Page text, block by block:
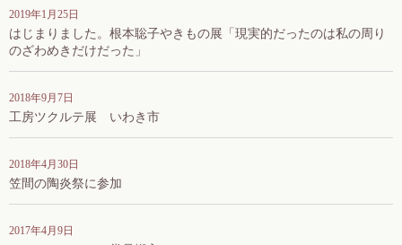
2019年1月25日
はじまりました。根本聡子やきもの展「現実的だったのは私の周り
のざわめきだけだった」
2018年9月7日
工房ツクルテ展 いわき市
2018年4月30日
笠間の陶炎祭に参加
2017年4月9日